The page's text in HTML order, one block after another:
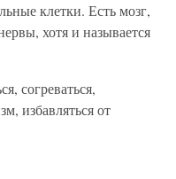
клетки. Есть мозг,
хотя и называется
согреваться,
избавляться от